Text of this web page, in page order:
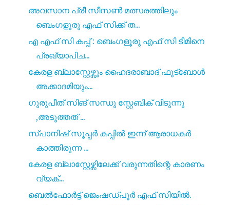
അവസാന പ്രീ സീസൺ മത്സരത്തിലും
ബെംഗളൂരു എഫ് സിക്ക് ത...
എ എഫ് സി കപ്പ് : ബെംഗളൂരു എഫ് സി ടീമിനെ
പ്രഖ്യാപിച...
കേരള ബ്ലാസ്റ്റേഴ്സും ഹൈദരാബാദ് ഫുട്ബോൾ
അക്കാദമിയും...
ഗുരുപീത് സിങ് സന്ധു സ്റ്റേബിക് വിടുന്നു
,അടുത്തത് ...
സ്പാനിഷ് സൂപ്പര്‍ കപ്പിൽ ഇന്ന് ആരാധകർ
കാത്തിരുന്ന ...
കേരള ബ്ലാസ്റ്റേഴ്സിലേക്ക് വരുന്നതിന്റെ കാരണം
വ്യക്...
ബെൽഫോർട്ട് ജെംഷഡ്പൂർ എഫ് സിയിൽ.